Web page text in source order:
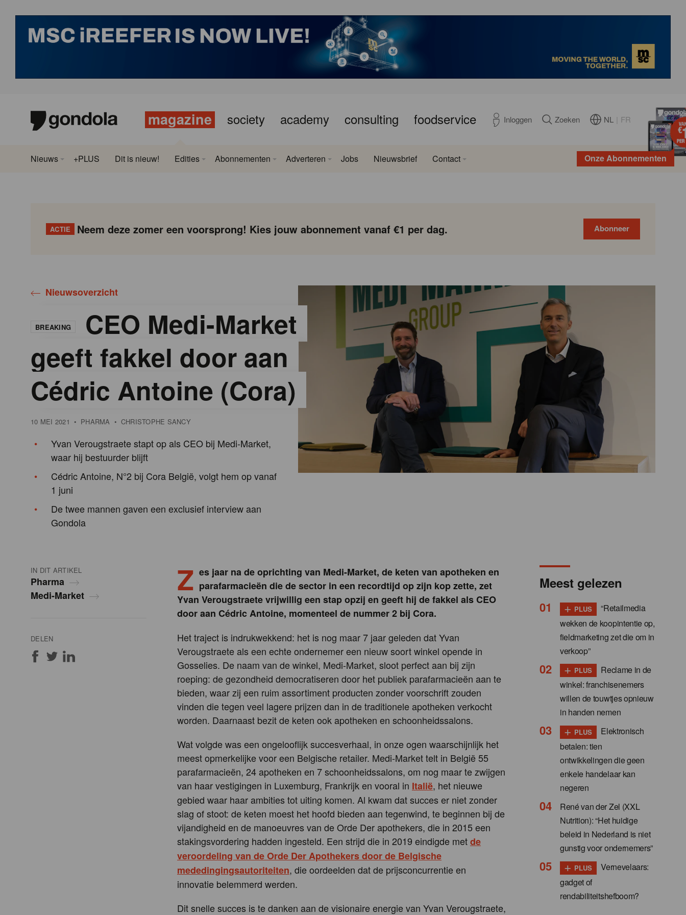
magazine society academy consulting foodservice Inloggen Zoeken NL FR
Onze Abonnementen
Nieuws +PLUS Dit is nieuw! Edities Abonnementen Adverteren Jobs Nieuwsbrief Contact
ACTIE Neem deze zomer een voorsprong! Kies jouw abonnement vanaf €1 per dag. Abonneer
Nieuwsoverzicht
BREAKING
CEO Medi-Market
geeft fakkel door aan
Cédric Antoine (Cora)
10 MEI 2021 • PHARMA • CHRISTOPHE SANCY
Yvan Verougstraete stapt op als CEO bij Medi-Market,
waar hij bestuurder blijft
Cédric Antoine, N°2 bij Cora België, volgt hem op vanaf
1 juni
De twee mannen gaven een exclusief interview aan
Gondola
IN DIT ARTIKEL
Pharma
Medi-Market
DELEN
Z es jaar na de oprichting van Medi-Market, de keten van apotheken en
parafarmacieën die de sector in een recordtijd op zijn kop zette, zet
Yvan Verougstraete vrijwillig een stap opzij en geeft hij de fakkel als CEO
door aan Cédric Antoine, momenteel de nummer 2 bij Cora.
Het traject is indrukwekkend: het is nog maar 7 jaar geleden dat Yvan
Verougstraete als een echte ondernemer een nieuw soort winkel opende in
Gosselies. De naam van de winkel, Medi-Market, sloot perfect aan bij zijn
roeping: de gezondheid democratiseren door het publiek parafarmacieën aan te
bieden, waar zij een ruim assortiment producten zonder voorschrift zouden
vinden die tegen veel lagere prijzen dan in de traditionele apotheken verkocht
worden. Daarnaast bezit de keten ook apotheken en schoonheidssalons.
Wat volgde was een ongelooflijk succesverhaal, in onze ogen waarschijnlijk het
meest opmerkelijke voor een Belgische retailer. Medi-Market telt in België 55
parafarmacieën, 24 apotheken en 7 schoonheidssalons, om nog maar te zwijgen
van haar vestigingen in Luxemburg, Frankrijk en vooral in Italië, het nieuwe
gebied waar haar ambities tot uiting komen. Al kwam dat succes er niet zonder
slag of stoot: de keten moest het hoofd bieden aan tegenwind, te beginnen bij de
vijandigheid en de manoeuvres van de Orde Der apothekers, die in 2015 een
stakingsvordering hadden ingesteld. Een strijd die in 2019 eindigde metde
veroordeling van de Orde Der Apothekers door de Belgische
mededingingsautoriteiten, die oordeelden dat de prijsconcurrentie en
innovatie belemmerd werden.
Dit snelle succes is te danken aan de visionaire energie van Yvan Verougstraete,
Meest gelezen
+ PLUS
“Retailmedia
wekken de koopintentie op,
fieldmarketing zet die om in
verkoop”
+ PLUS
Reclame in de
winkel: franchisenemers
willen de touwtjes opnieuw
in handen nemen
+ PLUS
Elektronisch
betalen: tien
ontwikkelingen die geen
enkele handelaar kan
negeren
René van der Zel (XXL
Nutrition): “Het huidige
beleid in Nederland is niet
gunstig voor ondernemers”
+ PLUS
Vernevelaars:
gadget of
rendabiliteitshefboom?